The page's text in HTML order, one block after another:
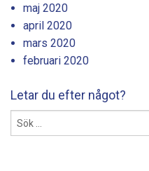
maj 2020
april 2020
mars 2020
februari 2020
Letar du efter något?
Sök